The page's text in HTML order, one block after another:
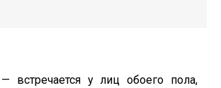
— встречается у лиц обоего пола,